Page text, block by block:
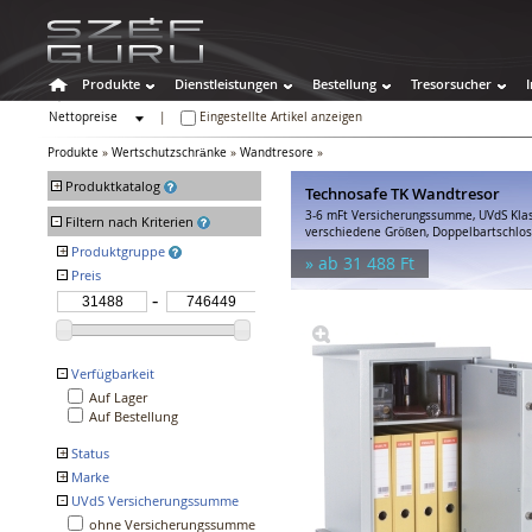
Produkte Dienstleistungen Bestellung Tresorsucher
Nettopreise
Eingestellte Artikel anzeigen
Produkte » Wertschutzschränke » Wandtresore »
+ Produktkatalog
Tresore
Wertschutzschränke
Wandtresore
Bodentresore
Stahlschränke
Möbeltresore
Panzerschränke
Deposittresore
Superkassen
Spezialtresore
Waffenschränke
Hoteltresore
- Filtern nach Kriterien
+ Produktgruppe
Format R
GST-ISS Würzburg
Technosafe TK
Technosafe TE
Technomax GT
Format Wega
GST-ISS Frankfurt
- Preis
- Verfügbarkeit
Auf Lager
Auf Bestellung
+ Status
Auslaufende Produkte
Populäre Artikel
+ Marke
FORMAT
GOLD
- UVdS Versicherungssumme
ohne Versicherungssumme
Technosafe TK Wandtresor
3-6 mFt Versicherungssumme, UVdS
verschiedene Größen,
» ab 31 488 Ft